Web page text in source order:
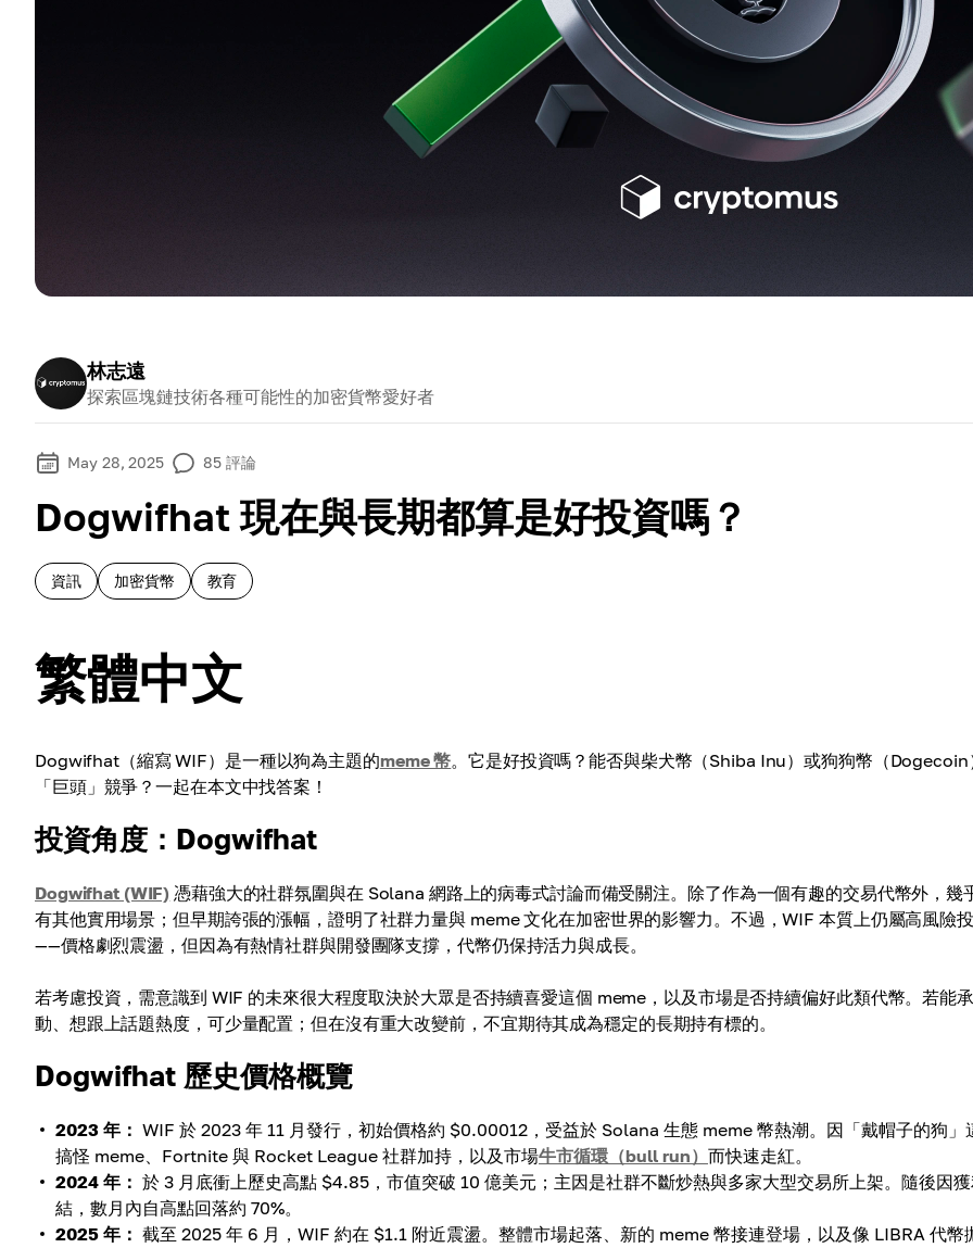
林志遠
探索區塊鏈技術各種可能性的加密貨幣愛好者
May 28, 2025 85 評論
Dogwifhat 現在與長期都算是好投資嗎？
資訊 加密貨幣 教育
繁體中文
Dogwifhat（縮寫 WIF）是一種以狗為主題的meme 幣。它是好投資嗎？能否與柴犬幣（Shiba Inu）或狗狗幣（Dogecoin
「巨頭」競爭？一起在本文中找答案！
投資角度：Dogwifhat
Dogwifhat (WIF) 憑藉強大的社群氛圍與在 Solana 網路上的病毒式討論而備受關注。除了作為一個有趣的交易代幣外，幾
有其他實用場景；但早期誇張的漲幅，證明了社群力量與 meme 文化在加密世界的影響力。不過，WIF 本質上仍屬高風險
——價格劇烈震盪，但因為有熱情社群與開發團隊支撐，代幣仍保持活力與成長。
若考慮投資，需意識到 WIF 的未來很大程度取決於大眾是否持續喜愛這個 meme，以及市場是否持續偏好此類代幣。若能
動、想跟上話題熱度，可少量配置；但在沒有重大改變前，不宜期待其成為穩定的長期持有標的。
Dogwifhat 歷史價格概覽
2023 年： WIF 於 2023 年 11 月發行，初始價格約 $0.00012，受益於 Solana 生態 meme 幣熱潮。因「戴帽子的狗」
搞怪 meme、Fortnite 與 Rocket League 社群加持，以及市場牛市循環（bull run） 而快速走紅。
2024 年： 於 3 月底衝上歷史高點 $4.85，市值突破 10 億美元；主因是社群不斷炒熱與多家大型交易所上架。隨後因
結，數月內自高點回落約 70%。
2025 年： 截至 2025 年 6 月，WIF 約在 $1.1 附近震盪。整體市場起落、新的 meme 幣接連登場，以及像 LIBRA 代幣